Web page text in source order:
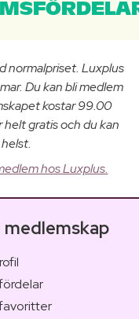
normalpriset. Luxplus
Du kan bli medlem
kostar 99.00
gratis och du kan
hos Luxplus.